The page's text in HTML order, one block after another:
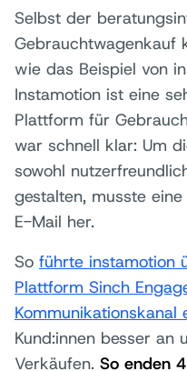
Selbst der
Gebrauchtwagenkauf
wie das Beispiel von
Instamotion ist eine
Plattform für
war schnell klar: Um
sowohl
gestalten, musste
E-Mail her.
So führte instamotion
Plattform Sinch
Kommunikationskanal
Kund:innen besser an
Verkäufen. So enden